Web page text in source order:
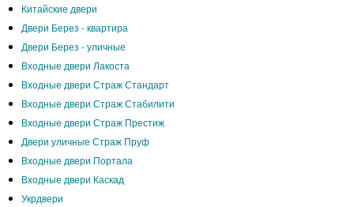
Китайские двери
Двери Берез - квартира
Двери Берез - уличные
Входные двери Лакоста
Входные двери Страж Стандарт
Входные двери Страж Стабилити
Входные двери Страж Престиж
Двери уличные Страж Пруф
Входные двери Портала
Входные двери Каскад
Укрдвери